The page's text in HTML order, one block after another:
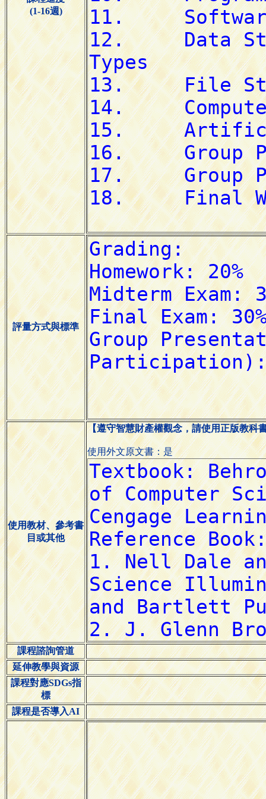
(1-16週)
評量方式與標準
使用教材、參考書
目或其他
【遵守智慧財產權觀念，請使用正版教科
使用外文原文書：是
課程諮詢管道
延伸教學與資源
課程對應SDGs指
標
課程是否導入AI